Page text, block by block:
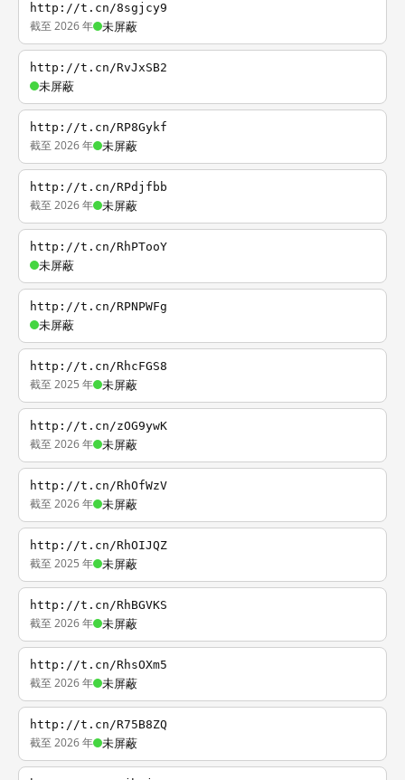
http://t.cn/8sgjcy9
截至 2026 年 未屏蔽
http://t.cn/RvJxSB2
未屏蔽
http://t.cn/RP8Gykf
截至 2026 年 未屏蔽
http://t.cn/RPdjfbb
截至 2026 年 未屏蔽
http://t.cn/RhPTooY
未屏蔽
http://t.cn/RPNPWFg
未屏蔽
http://t.cn/RhcFGS8
截至 2025 年 未屏蔽
http://t.cn/zOG9ywK
截至 2026 年 未屏蔽
http://t.cn/RhOfWzV
截至 2026 年 未屏蔽
http://t.cn/RhOIJQZ
截至 2025 年 未屏蔽
http://t.cn/RhBGVKS
截至 2026 年 未屏蔽
http://t.cn/RhsOXm5
截至 2026 年 未屏蔽
http://t.cn/R75B8ZQ
截至 2026 年 未屏蔽